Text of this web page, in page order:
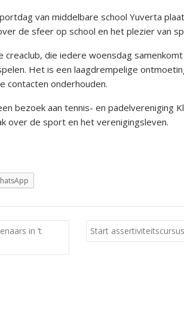
van middelbare school Yuverta
de sfeer op school en het plezier van
die iedere woensdag
Het is een laagdrempelige
contacten onderhouden.
bezoek aan tennis- en padelvereniging
over de sport en het verenigingsleven.
in ‘t
Start